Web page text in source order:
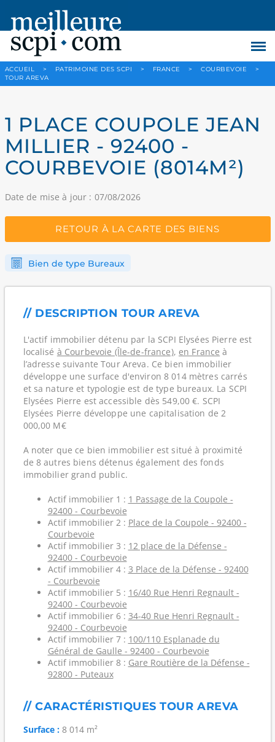
ACCUEIL > PATRIMOINE DES SCPI > FRANCE > COURBEVOIE
>
TOUR AREVA
1 PLACE COUPOLE JEAN
MILLIER - 92400 -
COURBEVOIE (8014M²)
Date de mise à jour : 07/08/2026
RETOUR À LA CARTE DES BIENS
Bien de type Bureaux
// DESCRIPTION TOUR AREVA
L'actif immobilier détenu par la SCPI Elysées Pierre est
localisé à Courbevoie (Île-de-france), en France à
l’adresse suivante Tour Areva. Ce bien immobilier
développe une surface d'environ 8 014 mètres carrés
et sa nature et typologie est de type bureaux. La SCPI
Elysées Pierre est accessible dès 549,00 €. SCPI
Elysées Pierre développe une capitalisation de 2
000,00 M€
A noter que ce bien immobilier est situé à proximité
de 8 autres biens détenus également des fonds
immobilier grand public.
Actif immobilier 1 : 1 Passage de la Coupole -
92400 - Courbevoie
Actif immobilier 2 : Place de la Coupole - 92400 -
Courbevoie
Actif immobilier 3 : 12 place de la Défense -
92400 - Courbevoie
Actif immobilier 4 : 3 Place de la Défense - 92400
- Courbevoie
Actif immobilier 5 : 16/40 Rue Henri Regnault -
92400 - Courbevoie
Actif immobilier 6 : 34-40 Rue Henri Regnault -
92400 - Courbevoie
Actif immobilier 7 : 100/110 Esplanade du
Général de Gaulle - 92400 - Courbevoie
Actif immobilier 8 : Gare Routière de la Défense -
92800 - Puteaux
// CARACTÉRISTIQUES TOUR AREVA
Surface :8 014 m²